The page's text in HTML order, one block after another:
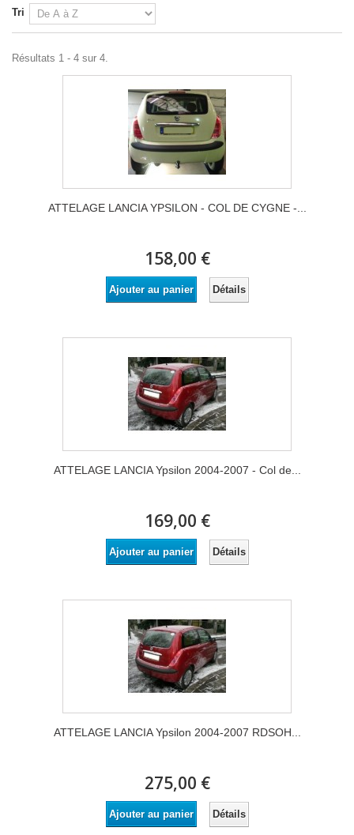
Tri
Résultats 1 - 4 sur 4.
ATTELAGE LANCIA YPSILON - COL DE CYGNE -...
158,00 €
Ajouter au panier Détails
ATTELAGE LANCIA Ypsilon 2004-2007 - Col de...
169,00 €
Ajouter au panier Détails
ATTELAGE LANCIA Ypsilon 2004-2007 RDSOH...
275,00 €
Ajouter au panier Détails